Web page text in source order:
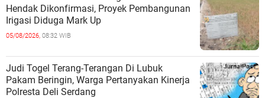
Hendak Dikonfirmasi, Proyek Pembangunan
Irigasi Diduga Mark Up
05/08/2026, 08:32 WIB
Judi Togel Terang-Terangan Di Lubuk
Pakam Beringin, Warga Pertanyakan Kinerja
Polresta Deli Serdang